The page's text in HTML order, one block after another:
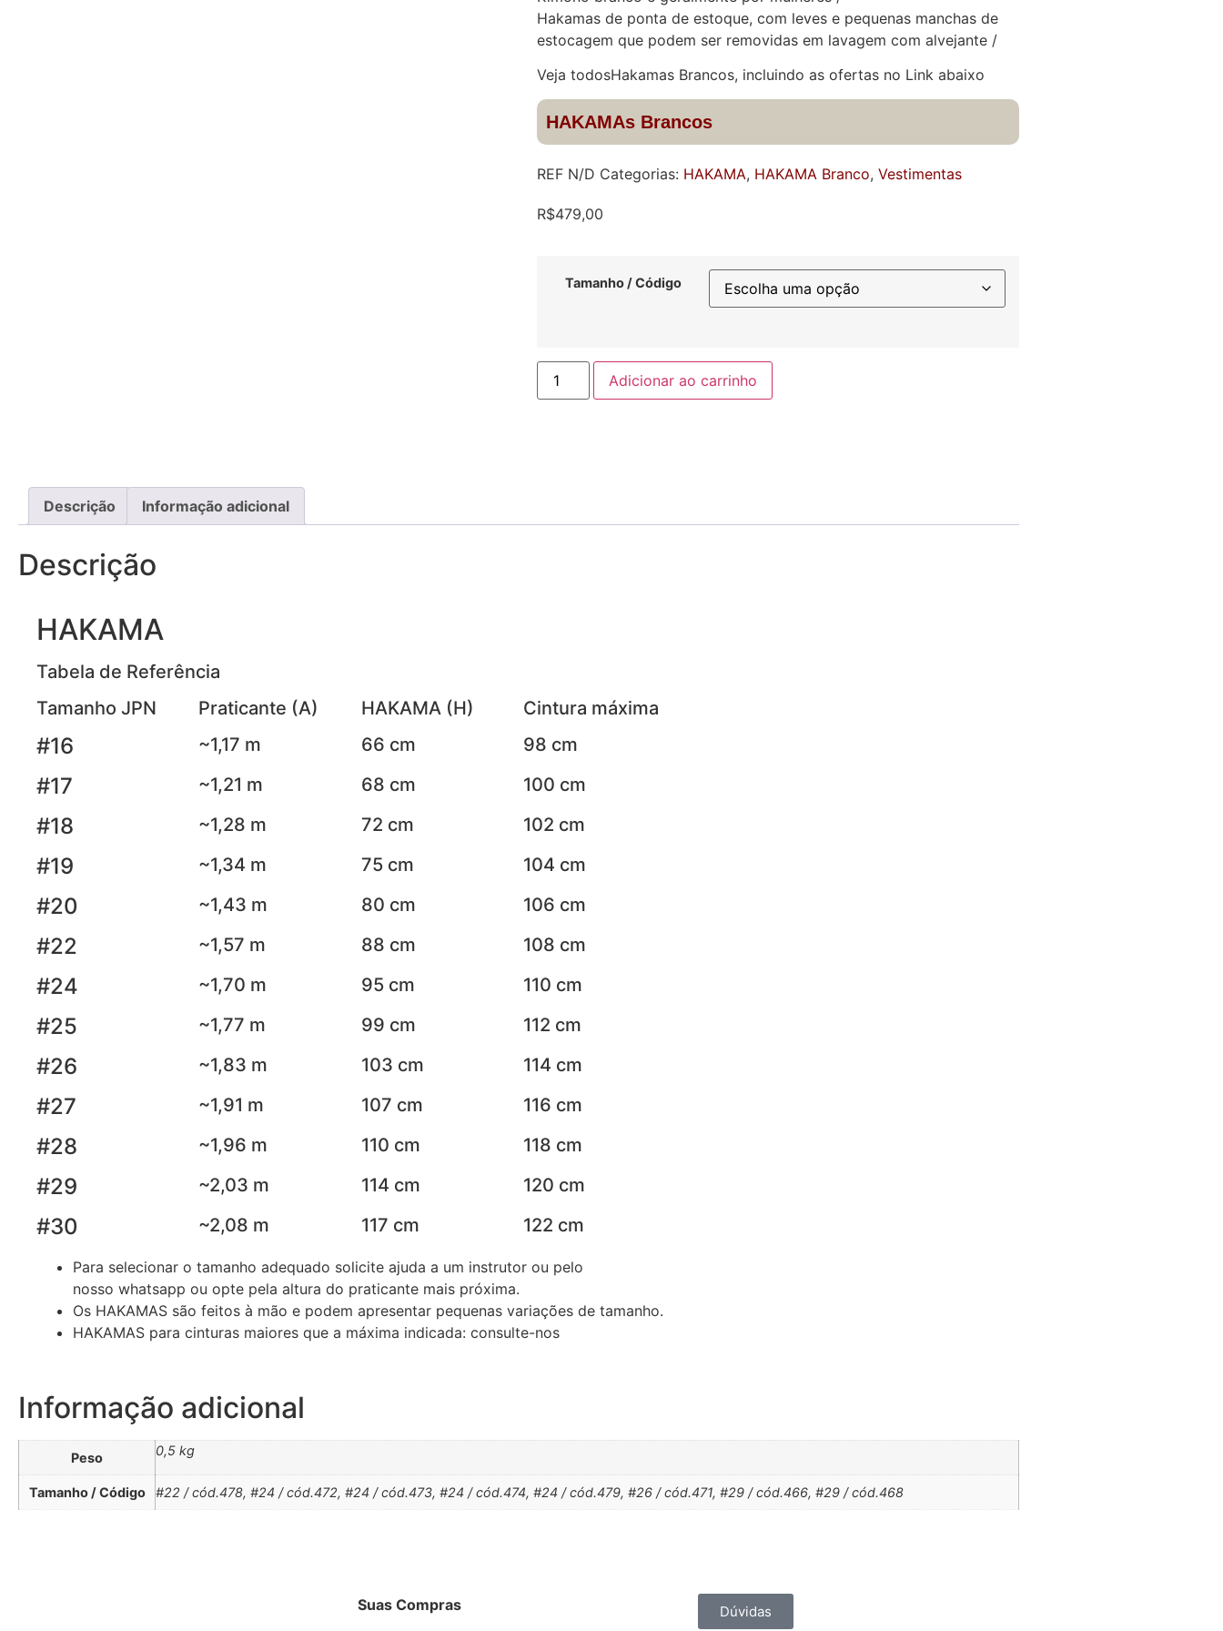
Hakamas de ponta de estoque, com leves e pequenas manchas de
estocagem que podem ser removidas em lavagem com alvejante /
Veja todosHakamas Brancos, incluindo as ofertas no Link abaixo
HAKAMAs Brancos
REF N/D Categorias: HAKAMA, HAKAMA Branco, Vestimentas
R$479,00
Tamanho / Código
Adicionar ao carrinho
Descrição Informação adicional
Descrição
HAKAMA
Tabela de Referência
Tamanho JPN
Praticante (A) HAKAMA (H) Cintura máxima
#16 ~1,17 m 66 cm 98 cm
#17 ~1,21 m 68 cm 100 cm
#18 ~1,28 m 72 cm 102 cm
#19 ~1,34 m 75 cm 104 cm
#20 ~1,43 m 80 cm 106 cm
#22 ~1,57 m 88 cm 108 cm
#24 ~1,70 m 95 cm 110 cm
#25 ~1,77 m 99 cm 112 cm
#26 ~1,83 m 103 cm 114 cm
#27 ~1,91 m 107 cm 116 cm
#28 ~1,96 m 110 cm 118 cm
#29 ~2,03 m 114 cm 120 cm
#30 ~2,08 m 117 cm 122 cm
Para selecionar o tamanho adequado solicite ajuda a um instrutor ou pelo
nosso whatsapp ou opte pela altura do praticante mais próxima.
Os HAKAMAS são feitos à mão e podem apresentar pequenas variações de tamanho.
HAKAMAS para cinturas maiores que a máxima indicada: consulte-nos
Informação adicional
Peso 0,5 kg
Tamanho / Código #22 / cód.478, #24 / cód.472, #24 / cód.473, #24 / cód.474, #24 / cód.479, #26 / cód.471, #29 / cód.466, #29 / cód.468
Suas Compras Contato
Dúvidas